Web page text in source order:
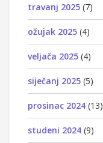
travanj 2025 (7)
ožujak 2025 (4)
veljača 2025 (4)
siječanj 2025 (5)
prosinac 2024 (13)
studeni 2024 (9)